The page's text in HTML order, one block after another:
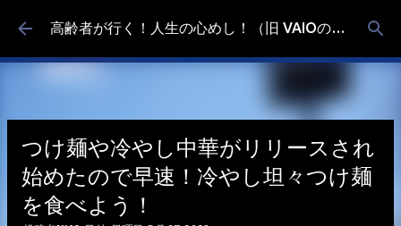
スキップしてメイン コンテンツに移動 高齢者が行く！人生の心めし！（旧 VAIOの食べ歩き）
つけ麺や冷やし中華がリリースされ
始めたので早速！冷やし坦々つけ麺
を食べよう！